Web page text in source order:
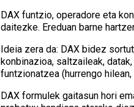
DAX funtzio, operadore eta
daitezke. Ereduan barne
Ideia zera da: DAX bidez
konbinazioa, saltzaileak,
funtzionatzea (hurrengo hilean,
DAX formulek gaitasun hori